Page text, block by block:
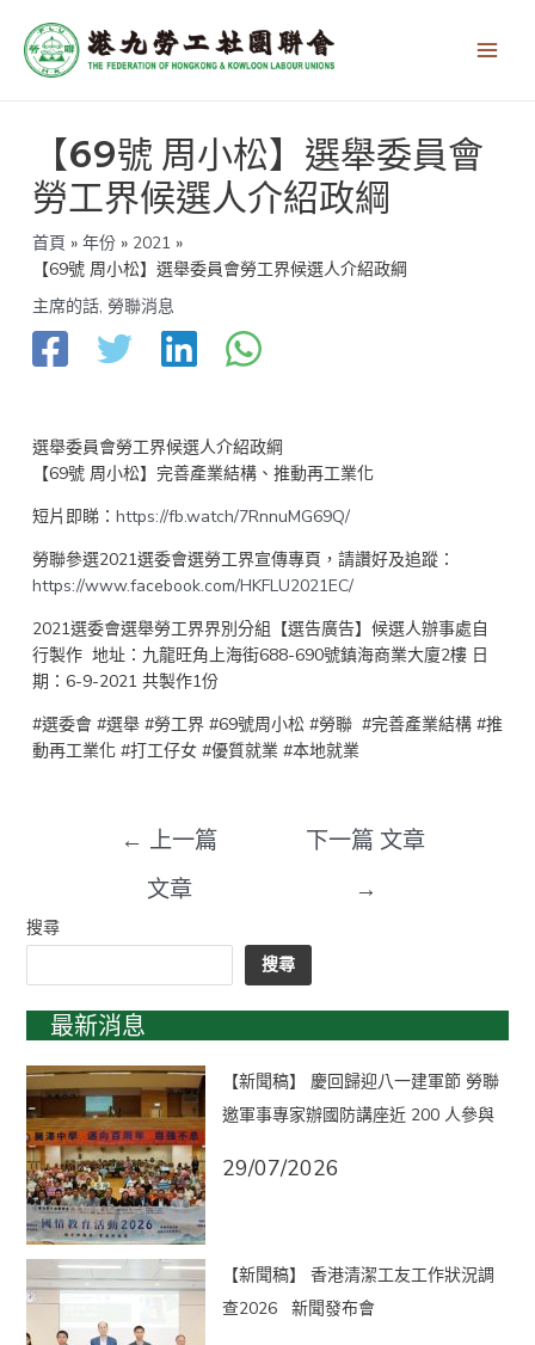
【69號 周小松】選舉委員會
勞工界候選人介紹政綱
首頁 年份
2021
【69號 周小松】選舉委員會勞工界候選人介紹政綱
主席的話, 勞聯消息
選舉委員會勞工界候選人介紹政綱
【69號 周小松】完善產業結構、推動再工業化
短片即睇： https://fb.watch/7RnnuMG69Q/
勞聯參選2021選委會選勞工界宣傳專頁，請讚好及追蹤：
https://www.facebook.com/HKFLU2021EC/
2021選委會選舉勞工界界別分組【選告廣告】候選人辦事處自
行製作 地址：九龍旺角上海街688-690號鎮海商業大廈2樓 日
期：6-9-2021 共製作1份
#選委會 #選舉 #勞工界 #69號周小松 #勞聯 #完善產業結構 #推
動再工業化 #打工仔女 #優質就業 #本地就業
章
導
← 上一篇
文章
下一篇 文章
→
搜尋
搜尋
最新消息
【新聞稿】 慶回歸迎八一建軍節 勞聯
邀軍事專家辦國防講座近 200 人參與
29/07/2026
【新聞稿】 香港清潔工友工作狀況調
查2026 新聞發布會